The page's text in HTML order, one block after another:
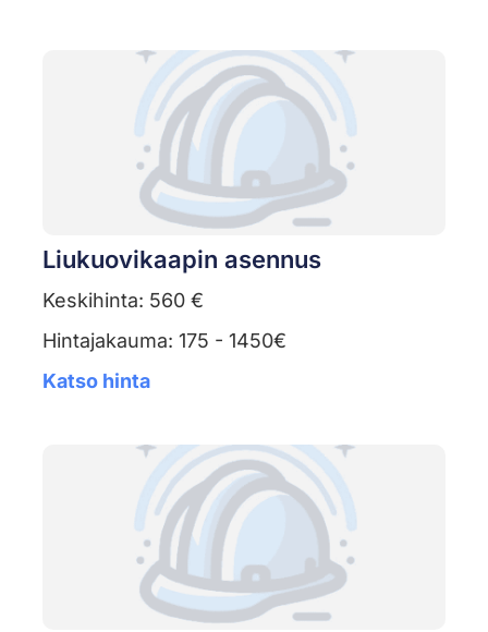
Liukuovikaapin asennus
Keskihinta: 560 €
Hintajakauma: 175 - 1450€
Katso hinta